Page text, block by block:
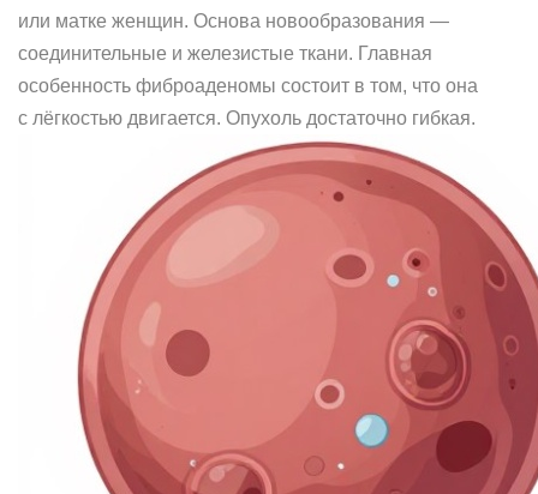
или матке женщин. Основа новообразования —
соединительные и железистые ткани. Главная
особенность фиброаденомы состоит в том, что она
с лёгкостью двигается. Опухоль достаточно гибкая.